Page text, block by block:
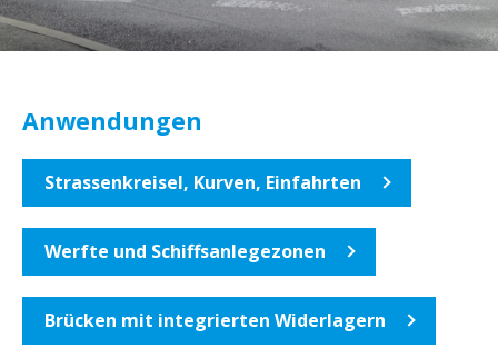
Anwendungen
Strassenkreisel, Kurven, Einfahrten
Werfte und Schiffsanlegezonen
Brücken mit integrierten Widerlagern